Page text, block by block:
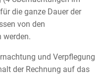
die ganze Dauer der
von den
werden.
und Verpflegung
der Rechnung auf das